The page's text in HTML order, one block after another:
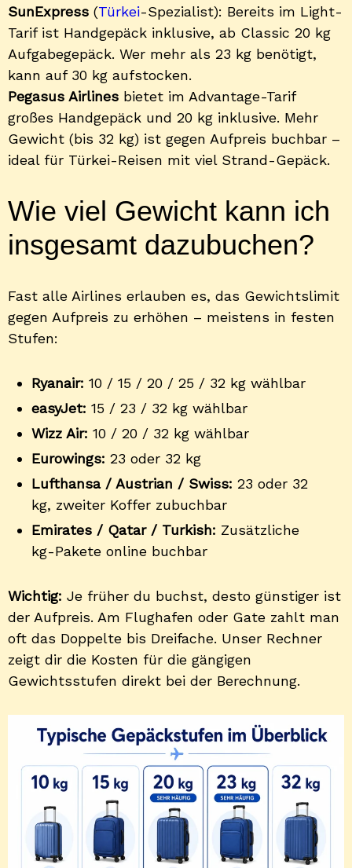
SunExpress (Türkei-Spezialist): Bereits im Light-
Tarif ist Handgepäck inklusive, ab Classic 20 kg
Aufgabegepäck. Wer mehr als 23 kg benötigt,
kann auf 30 kg aufstocken.
Pegasus Airlines bietet im Advantage-Tarif
großes Handgepäck und 20 kg inklusive. Mehr
Gewicht (bis 32 kg) ist gegen Aufpreis buchbar –
ideal für Türkei-Reisen mit viel Strand-Gepäck.
Wie viel Gewicht kann ich
insgesamt dazubuchen?
Fast alle Airlines erlauben es, das Gewichtslimit
gegen Aufpreis zu erhöhen – meistens in festen
Stufen:
Ryanair: 10 / 15 / 20 / 25 / 32 kg wählbar
easyJet: 15 / 23 / 32 kg wählbar
Wizz Air: 10 / 20 / 32 kg wählbar
Eurowings: 23 oder 32 kg
Lufthansa / Austrian / Swiss: 23 oder 32
kg, zweiter Koffer zubuchbar
Emirates / Qatar / Turkish: Zusätzliche
kg-Pakete online buchbar
Wichtig: Je früher du buchst, desto günstiger ist
der Aufpreis. Am Flughafen oder Gate zahlt man
oft das Doppelte bis Dreifache. Unser Rechner
zeigt dir die Kosten für die gängigen
Gewichtsstufen direkt bei der Berechnung.